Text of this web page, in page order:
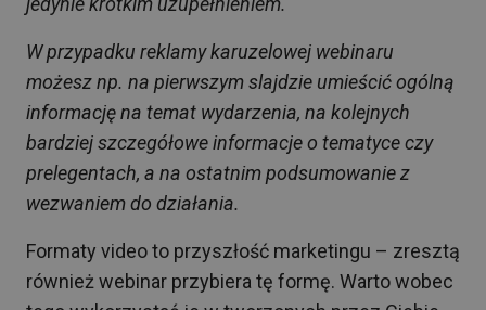
W przypadku reklamy karuzelowej webinaru
możesz np. na pierwszym slajdzie umieścić ogólną
informację na temat wydarzenia, na kolejnych
bardziej szczegółowe informacje o tematyce czy
prelegentach, a na ostatnim podsumowanie z
wezwaniem do działania.
Formaty video to przyszłość marketingu – zresztą
również webinar przybiera tę formę. Warto wobec